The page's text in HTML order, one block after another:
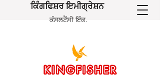
ਕਿੰਗਫਿਸ਼ਰ ਇਮੀਗ੍ਰੇਸ਼ਨ
ਕੰਸਲਟੈਂਸੀ ਇੰਕ.